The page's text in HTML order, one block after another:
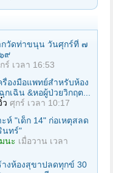
กวัดท่าขนุน วันศุกร์ที่ ๗
๙
ร์ เวลา 16:53
รื่องมือแพทย์สำหรับห้อง
เฉิน &หอผู้ป่วยวิกฤต...
ว ศุกร์ เวลา 10:17
ห์ "เด็ก 14" ก่อเหตุสลด
นทร์"
นะ เมื่อวาน เวลา
งห้องสุขาปลดทุกข์ 30